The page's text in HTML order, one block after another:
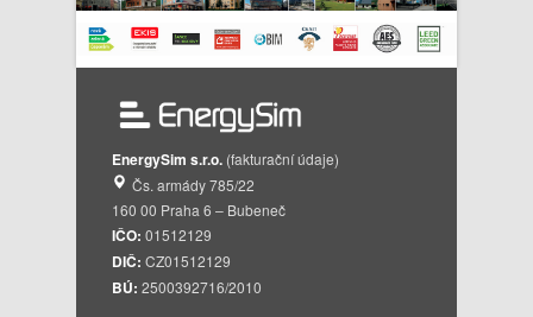
EnergySim s.r.o. (fakturační údaje)
Čs. armády 785/22
160 00 Praha 6 – Bubeneč
IČO: 01512129
DIČ: CZ01512129
BÚ: 2500392716/2010